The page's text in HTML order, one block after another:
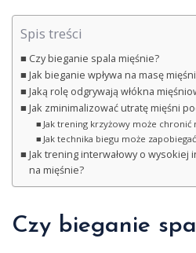
Spis treści
Czy bieganie spala mięśnie?
Jak bieganie wpływa na masę
Jaką rolę odgrywają włókna
Jak zminimalizować utratę mięśni
Jak trening krzyżowy może chronić
Jak technika biegu może
Jak trening interwałowy o wysokiej
na mięśnie?
Czy bieganie